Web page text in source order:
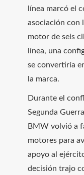
línea marcó el
asociación con
motor de seis
línea, una
se convertiría
la marca.
Durante el
Segunda
BMW volvió a
motores para
apoyo al
decisión trajo